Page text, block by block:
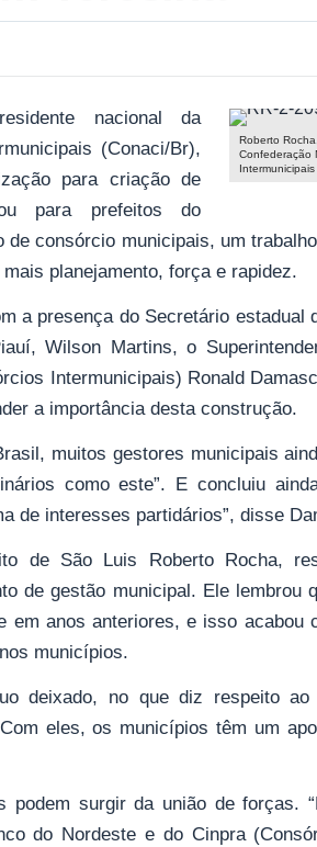
Roberto
Confederação
Intermunicipais
nacional da
(Conaci/Br),
para criação de
para prefeitos do
consórcio municipais, um
planejamento, força e rapidez.
a presença do Secretário estadual
Wilson Martins, o
Intermunicipais) Ronald
a importância desta construção.
muitos gestores municipais
como este”. E concluiu
de interesses partidários”, disse
de São Luis Roberto Rocha,
de gestão municipal. Ele lembrou
anos anteriores, e isso acabou
municípios.
deixado, no que diz respeito ao
eles, os municípios têm um
podem surgir da união de forças.
do Nordeste e do Cinpra